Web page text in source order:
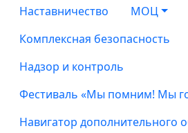
Наставничество
МОЦ
Комплексная безопасность
Надзор и контроль
Фестиваль «Мы помним! Мы
Навигатор дополнительного